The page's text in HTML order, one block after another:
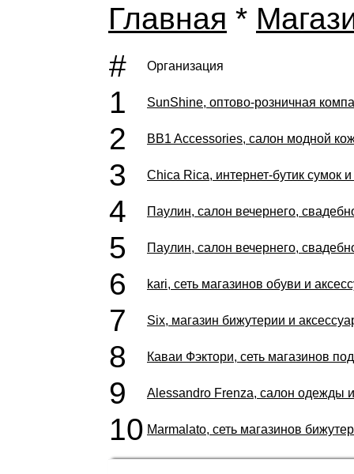
Главная *
#
Организация
1 SunShine, оптово-розничная
2 BB1 Accessories, салон модной
3 Chica Rica, интернет-бутик сумок
4 Паулин, салон вечернего,
5 Паулин, салон вечернего,
6 kari, сеть магазинов обуви и
7 Six, магазин бижутерии и
8 Каваи Фэктори, сеть магазинов
9 Alessandro Frenza, салон одежды
10 Marmalato, сеть магазинов